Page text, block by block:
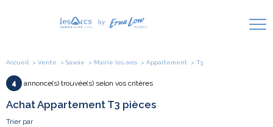
Accueil Vente Savoie Mairie les arcs Appartement T3
4 annonce(s) trouvée(s) selon vos critères
Achat Appartement T3 pièces
Trier par